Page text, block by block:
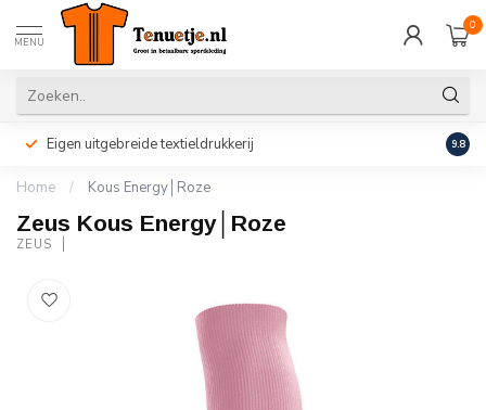
MENU
0
Eigen uitgebreide textieldrukkerij 9.8
Home / Kous Energy│Roze
Zeus Kous Energy│Roze
ZEUS